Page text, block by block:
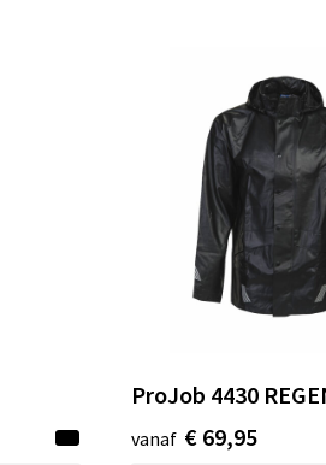
ProJob 4430
vanaf € 69,95